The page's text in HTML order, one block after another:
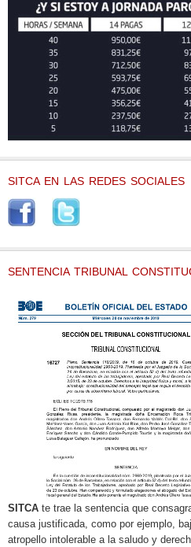
SITCA EN LAS REDES SOCIALES
SENTENCIA TRIBUNAL
SITCA te trae la sentencia que
causa justificada, como por ejemplo,
atropello intolerable a la saludo y